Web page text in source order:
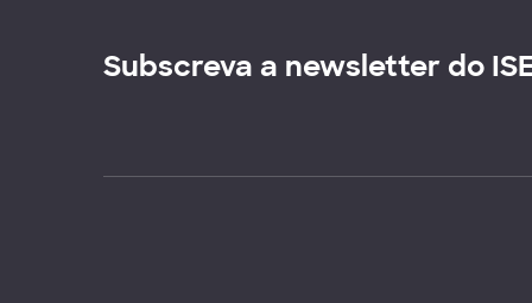
Subscreva a newsletter do